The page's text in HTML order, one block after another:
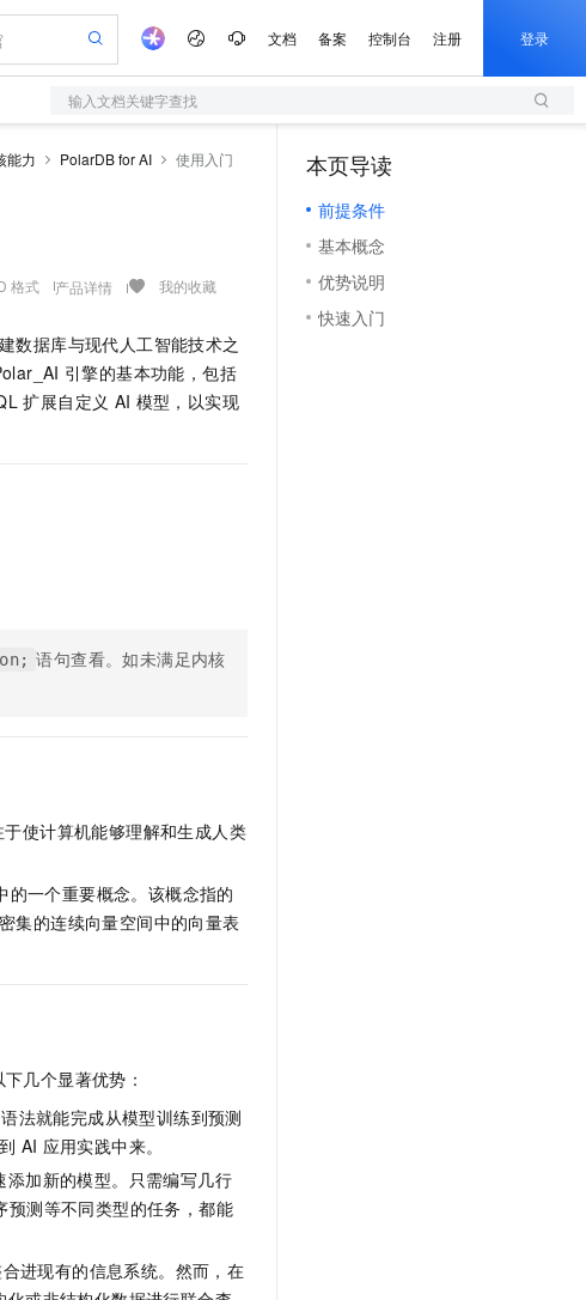
文档 备案 控制台 注册 登录
输入文档关键字查找
能力 PolarDB for AI 使用入门
格式 产品详情 我的收藏
数据库与现代人工智能技术之
引擎的基本功能，包括
扩展自定义 AI 模型，以实现
语句查看。如未满足内核
使计算机能够理解和生成人类
的一个重要概念。该概念指的
集的连续向量空间中的向量表
几个显著优势：
语法就能完成从模型训练到预测
AI 应用实践中来。
加新的模型。只需编写几行
预测等不同类型的任务，都能
进现有的信息系统。然而，在
本页导读
前提条件
基本概念
优势说明
快速入门
型服务平台百炼
1.1-T2V
成流畅细腻的高质量视频
语音识别与合成
，Bolt.diy 一步搞定创意建站
通过自然语言交互简化开发流程,全栈开发支持
全托管，含MySQL、PostgreSQL、SQL Server、MariaDB多引擎
软件的智能体编程平台
据库 PolarDB
轻量应用服务器
数字证书管理服务（原SSL证书）
实现全站HTTPS，呈现可信的WEB访问
短信服务
专属 DeepSeek-V4-Pro
松部署专属 QwenPaw HOT
从聊天伙伴进化为能主动干活的本地数字员工
效构建企业门户网站
一句话生成原生可编辑精美 PPT 文稿
输入一句话想法, 轻松生成专业的 PPT
一键部署幻兽帕鲁游戏服务器
一键购买专属联机服务器，轻松开启游戏
漫剧工坊：一站式动画创作平台
体验
成到视频创作，一键激活电商全链路生产力
创作
频一站生成，高效打造优质广告素材
线索、识别商机，让客服更高效、服务更出色。
AI 活动
AI 生产力先锋
先锋实践拓展 AI 生产力的边界
飞天发布时刻
所见，即是所愿
AI 实训营
价器
一站式生成采购清单，支持单品或批量购买
阿里云 OPC 创新助力计划
Token 补贴，五大权
益加速 OPC 成功
件
程序
专业服务
公司注册
伴合作计划
作计划
On Alibaba Cloud ISV 合作
服务伙伴合作计划
Al MaaS 服务伙伴赋能合作
伙伴信用分合作计划
更多支持
认证
告
开发者社区
镜像站
动 加入我们
校园招聘